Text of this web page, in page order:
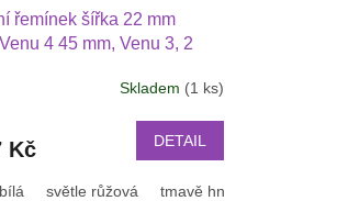
šedá s bílou sv.modrá s modrou
řemínek šířka 22 mm
4 45 mm, Venu 3, 2
Xiaomi GTS GTR 42 mm
Skladem (1 ks)
Kč DETAIL
bílá světle růžová tmavě hnědá kávová